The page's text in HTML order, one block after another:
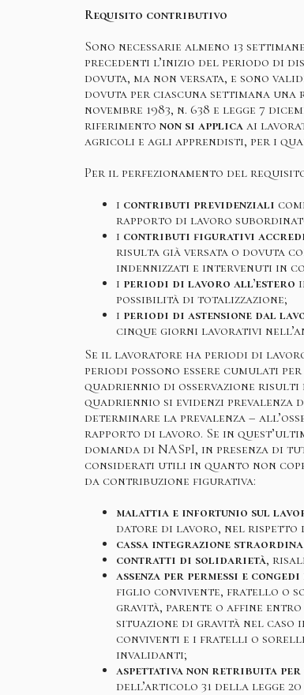
Requisito contributivo
Sono necessarie almeno 13
precedenti l’inizio del periodo di
dovuta, ma non versata, e sono
dovuta per ciascuna settimana
novembre 1983, n. 638 e legge 7
riferimento non si applica ai
agricoli e agli apprendisti, per i
Per il perfezionamento del
i contributi previdenziali
rapporto di lavoro
i contributi figurativi
risulta già versata o dovuta
indennizzati e intervenuti in
i periodi di lavoro all’estero
possibilità di totalizzazione;
i periodi di astensione dal
cinque giorni lavorativi
Se il lavoratore ha periodi di
periodi possono essere cumulati
quadriennio di osservazione
quadriennio si evidenzi prevalenza
determinare la prevalenza –
rapporto di lavoro. Se in
domanda di NASpI, in presenza
considerati utili in quanto non
da contribuzione figurativa:
malattia e infortunio sul
datore di lavoro, nel rispetto
cassa integrazione
contratti di solidarietà,
assenza per permessi e congedi
figlio convivente, fratello o
gravità, parente o affine
situazione di gravità nel
conviventi e i fratelli o
invalidanti;
aspettativa non retribuita
dell’articolo 31 della legge 20